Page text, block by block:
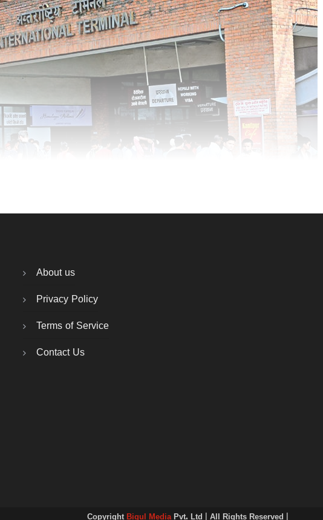
About us
Privacy Policy
Terms of Service
Contact Us